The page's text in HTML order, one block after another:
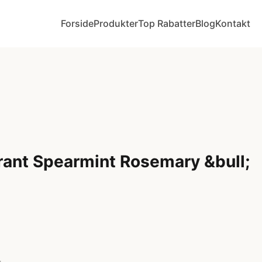
ForsideProdukterTop RabatterBlogKontakt
Spearmint Rosemary &bull;